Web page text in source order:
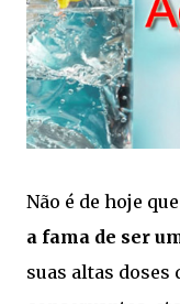
Não é de hoje
a fama de ser
suas altas doses